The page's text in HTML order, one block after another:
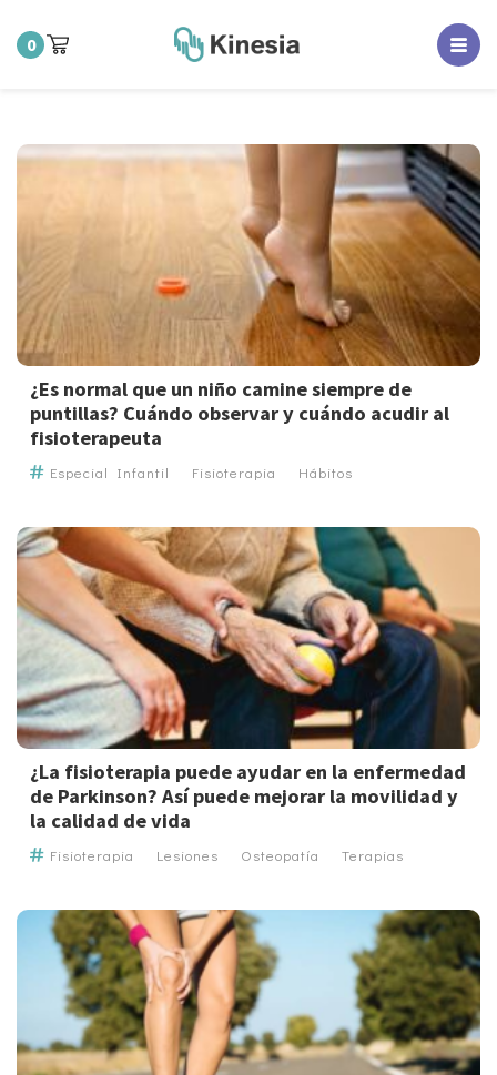
0
¿Es normal que un niño camine siempre de
puntillas? Cuándo observar y cuándo acudir al
fisioterapeuta
Especial Infantil Fisioterapia Hábitos
¿La fisioterapia puede ayudar en la enfermedad
de Parkinson? Así puede mejorar la movilidad y
la calidad de vida
Fisioterapia Lesiones Osteopatía Terapias